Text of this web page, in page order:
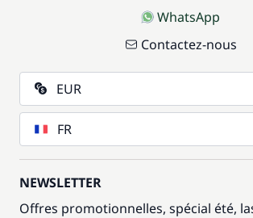
WhatsApp
Contactez-nous
EUR
FR
NEWSLETTER
Offres promotionnelles, spécial été,